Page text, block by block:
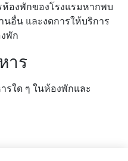
องพักของโรงแรมหากพบ
นอื่น และงดการให้บริการ
พัก
าร
ใด ๆ ในห้องพักและ